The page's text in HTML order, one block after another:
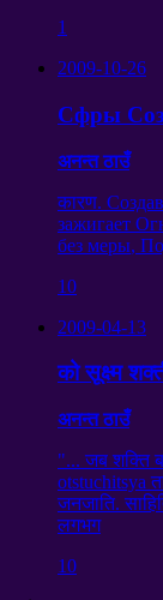
1
2009-10-26
Сфры
अनन्त ठाउँ
कारण.
зажигает
без меры,
10
2009-04-13
को सूक्ष्म
अनन्त ठाउँ
"... जब शक्ति
otstuchitsya
जनजाति.
लगभग
10